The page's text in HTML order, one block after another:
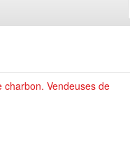
charbon. Vendeuses de